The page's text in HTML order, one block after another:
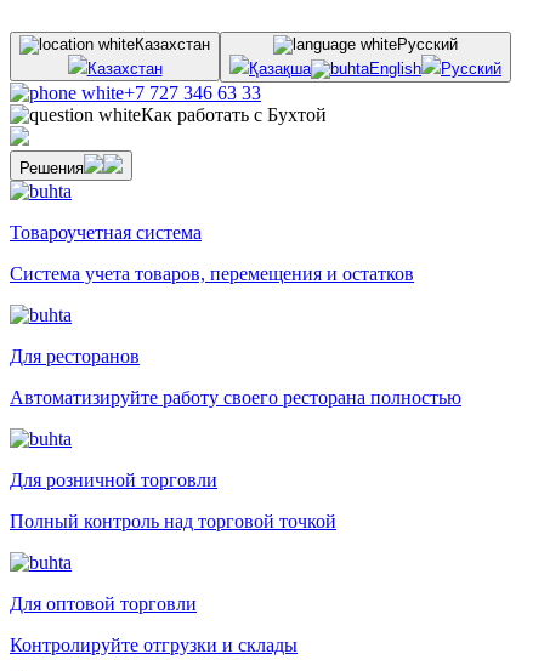
Казахстан
Казахстан
Русский
Қазақша
English Русский
+7 727 346 63 33
Как работать с Бухтой
Решения
Товароучетная система
Система учета товаров, перемещения и остатков
Для ресторанов
Автоматизируйте работу своего ресторана полностью
Для розничной торговли
Полный контроль над торговой точкой
Для оптовой торговли
Контролируйте отгрузки и склады